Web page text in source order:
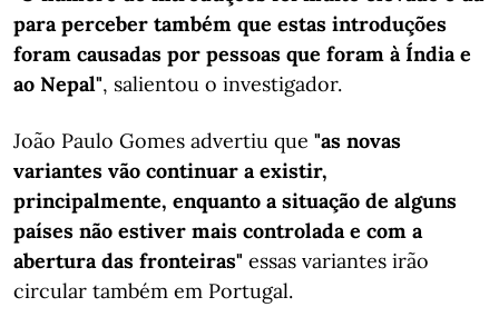
para perceber também que estas introduções
foram causadas por pessoas que foram à Índia e
ao Nepal", salientou o investigador.
João Paulo Gomes advertiu que "as novas
variantes vão continuar a existir,
principalmente, enquanto a situação de alguns
países não estiver mais controlada e com a
abertura das fronteiras" essas variantes irão
circular também em Portugal.